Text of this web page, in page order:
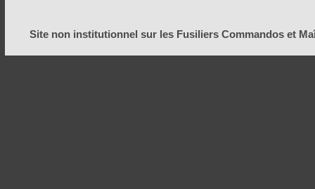
Site non institutionnel sur les Fusiliers Commandos et